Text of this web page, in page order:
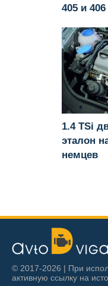
405 и 406
1.4 TSi
эталон
немцев
© 2017-2026 | При
активную ссылку на